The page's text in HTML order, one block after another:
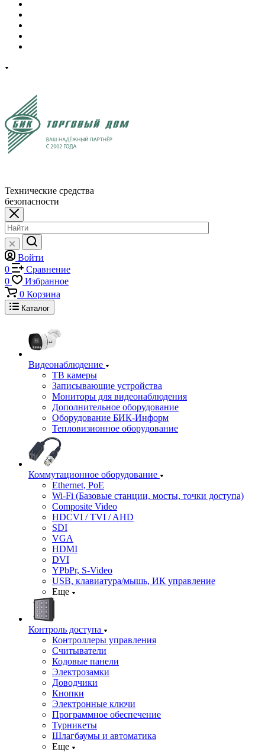
Технические средства
безопасности
Войти
0
Сравнение
0
Избранное
0 Корзина
Каталог
Видеонаблюдение
ТВ камеры
Записывающие устройства
Мониторы для видеонаблюдения
Дополнительное оборудование
Оборудование БИК-Информ
Тепловизионное оборудование
Коммутационное оборудование
Ethernet, PoE
Wi-Fi (Базовые станции, мосты, точки доступа)
Composite Video
HDCVI / TVI / AHD
SDI
VGA
HDMI
DVI
YPbPr, S-Video
USB, клавиатура/мышь, ИК управление
Еще
Контроль доступа
Контроллеры управления
Считыватели
Кодовые панели
Электрозамки
Доводчики
Кнопки
Электронные ключи
Программное обеспечение
Турникеты
Шлагбаумы и автоматика
Еще